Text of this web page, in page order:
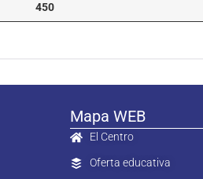
450
Mapa WEB
El Centro
Oferta educativa